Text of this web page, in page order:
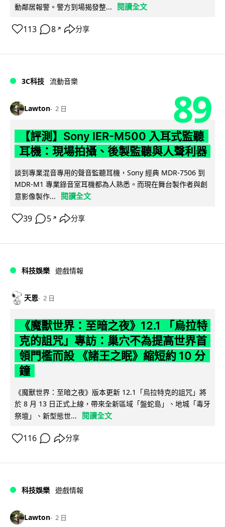
動鄰居報警。警方到場揭發整...
閱讀全文
113 8 ↗ 分享
3C科技 流動音樂
Lawton 2 日 89
【評測】Sony IER-M500 入耳式監聽
耳機：現場拍攝、後製監聽與人聲利器
談到專業混音專用的聲音監聽耳機，Sony 經典 MDR-7506 到
MDR-M1 專業錄音室耳機都為人熟悉。而現在舞台製作者與創
意影像製作...
閱讀全文
39 5 ↗ 分享
科技娛樂 遊戲情報
天恩 2 日
《魔獸世界：至暗之夜》12.1 「烏拉特
克的詛咒」專訪：巢穴不為提高世界首
領門檻而設 《諸王之眠》縮短約 10 分
鐘
《魔獸世界：至暗之夜》版本更新 12.1「烏拉特克的詛咒」將
於 8 月 13 日正式上線，帶來全新區域「盤蛇島」、地城「毒牙
祭壇」、新型態世...
閱讀全文
116 分享
科技娛樂 遊戲情報
Lawton 2 日